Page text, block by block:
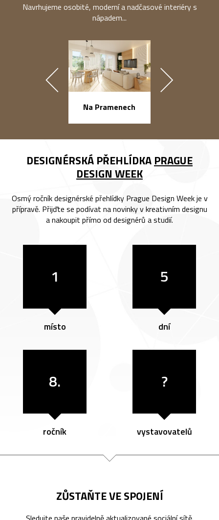
Navrhujeme osobité, moderní a nadčasové interiéry s
nápadem...
Na Pramenech
DESIGNÉRSKÁ PŘEHLÍDKA PRAGUE
DESIGN WEEK
Osmý ročník designérské přehlídky Prague Design Week je v
přípravě. Přijďte se podívat na novinky v kreativním designu
a nakoupit přímo od designérů a studií.
1
místo
5
dní
8.
ročník
?
vystavovatelů
ZŮSTAŇTE VE SPOJENÍ